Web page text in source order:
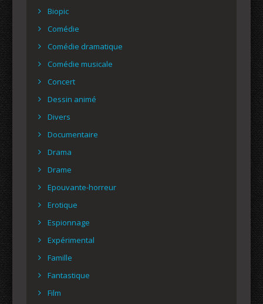
Biopic
Comédie
Comédie dramatique
Comédie musicale
Concert
Dessin animé
Divers
Documentaire
Drama
Drame
Epouvante-horreur
Erotique
Espionnage
Expérimental
Famille
Fantastique
Film